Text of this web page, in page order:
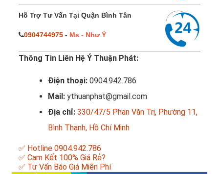
Hỗ Trợ Tư Vấn Tại Quận Bình Tân
0904744975 - Ms - Như Ý
Thông Tin Liên Hệ Ý Thuận Phát:
Điện thoại: 0904.942.786
Mail: ythuanphat@gmail.com
Địa chỉ: 330/47/5 Phan Văn Trị, Phường 11,
Bình Thạnh, Hồ Chí Minh
✅ Hotline 0904.942.786
✅ Cam Kết 100% Giá Rẻ?
✅ Tư Vấn Báo Giá Miễn Phí